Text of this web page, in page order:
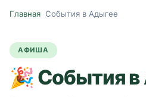
Главная ·События в Адыгее
АФИША
🎉 События